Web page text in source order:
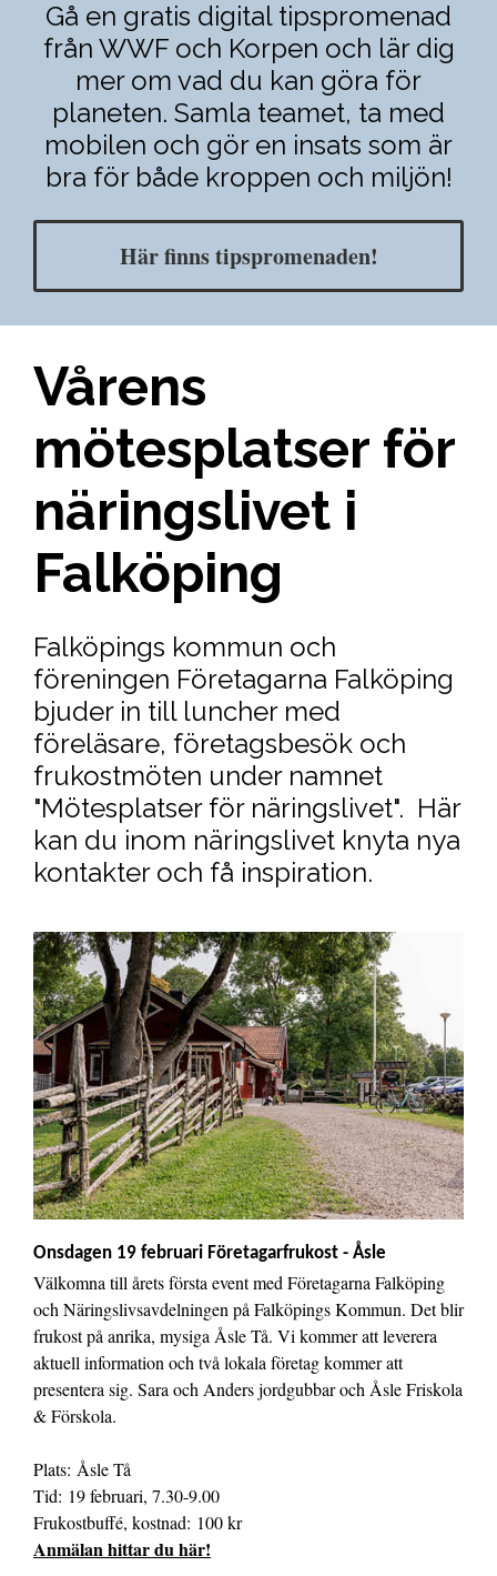
Gå en gratis digital tipspromenad
från WWF och Korpen och lär dig
mer om vad du kan göra för
planeten. Samla teamet, ta med
mobilen och gör en insats som är
bra för både kroppen och miljön!
Här finns tipspromenaden!
Vårens
mötesplatser för
näringslivet i
Falköping
Falköpings kommun och
föreningen Företagarna Falköping
bjuder in till luncher med
föreläsare, företagsbesök och
frukostmöten under namnet
"Mötesplatser för näringslivet". Här
kan du inom näringslivet knyta nya
kontakter och få inspiration.
Onsdagen 19 februari Företagarfrukost - Åsle
Välkomna till årets första event med Företagarna Falköping
och Näringslivsavdelningen på Falköpings Kommun. Det blir
frukost på anrika, mysiga Åsle Tå. Vi kommer att leverera
aktuell information och två lokala företag kommer att
presentera sig. Sara och Anders jordgubbar och Åsle Friskola
& Förskola.
Plats: Åsle Tå
Tid: 19 februari, 7.30-9.00
Frukostbuffé, kostnad: 100 kr
Anmälan hittar du här!